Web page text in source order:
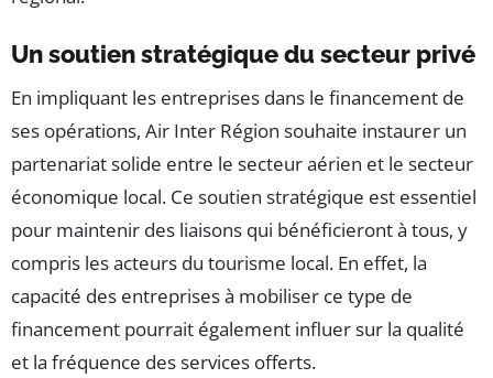
Un soutien stratégique du secteur privé
En impliquant les entreprises dans le financement de
ses opérations, Air Inter Région souhaite instaurer un
partenariat solide entre le secteur aérien et le secteur
économique local. Ce soutien stratégique est essentiel
pour maintenir des liaisons qui bénéficieront à tous, y
compris les acteurs du tourisme local. En effet, la
capacité des entreprises à mobiliser ce type de
financement pourrait également influer sur la qualité
et la fréquence des services offerts.